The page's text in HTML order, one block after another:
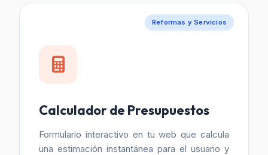
Reformas y Servicios
Calculador de Presupuestos
Formulario interactivo en tu web que calcula
una estimación instantánea para el usuario y